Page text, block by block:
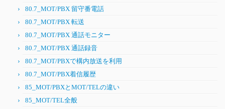
80.7_MOT/PBX 留守番電話
80.7_MOT/PBX 転送
80.7_MOT/PBX 通話モニター
80.7_MOT/PBX 通話録音
80.7_MOT/PBXで構内放送を利用
80.7_MOT/PBX着信履歴
85_MOT/PBXとMOT/TELの違い
85_MOT/TEL全般